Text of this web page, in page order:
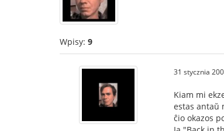
Wpisy: 9
31 stycznia
Kiam mi
estas antaŭ
ĉio okazos